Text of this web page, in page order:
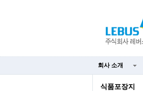
회사 소개
식품포장지